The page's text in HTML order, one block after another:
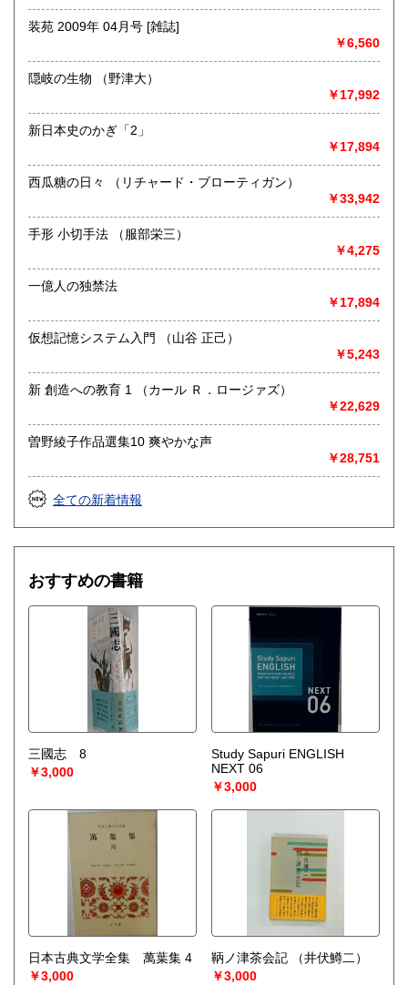
書籍の買取について
取り扱い分野
総記、哲学宗教、歴史、社会科学、自然科学、美術工芸、国
語国文、外国文学、古典籍、近代文献、趣味、外国書、サブ
カルチャー、古書一般（その他）
装苑 2009年 04月号 [雑誌]
￥6,560
隠岐の生物 （野津大）
￥17,992
新日本史のかぎ「2」
￥17,894
西瓜糖の日々 （リチャード・ブローティガン）
￥33,942
手形 小切手法 （服部栄三）
￥4,275
一億人の独禁法
￥17,894
仮想記憶システム入門 （山谷 正己）
￥5,243
新 創造への教育 1 （カール Ｒ．ロージァズ）
￥22,629
曽野綾子作品選集10 爽やかな声
￥28,751
全ての新着情報
おすすめの書籍
三國志 8
￥3,000
Study Sapuri ENGLISH
NEXT 06
￥3,000
日本古典文学全集 萬葉集 4
￥3,000
鞆ノ津茶会記
（井伏鱒二）
￥3,000